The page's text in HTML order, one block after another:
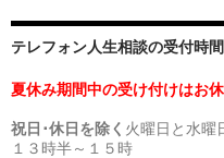
テレフォン人生相談の受付時
夏休み期間中の受け付けはお休
祝日･休日を除く 火曜日と水曜
１３時半～１５時